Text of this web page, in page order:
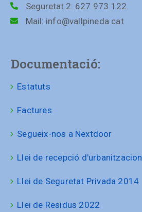
Seguretat 2: 627 973 122
Mail: info@vallpineda.cat
Documentació:
Estatuts
Factures
Segueix-nos a Nextdoor
Llei de recepció
Llei de Seguretat Privada 2014
Llei de Residus 2022